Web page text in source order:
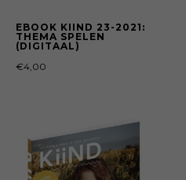
EBOOK KIIND 23-2021:
THEMA SPELEN
(DIGITAAL)
€4,00